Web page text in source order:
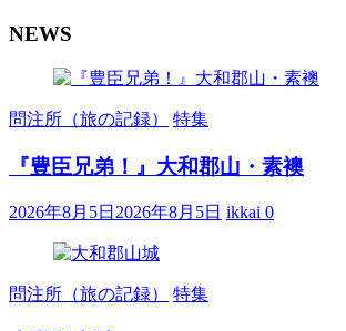
NEWS
問注所（旅の記録） 特集
『豊臣兄弟！』大和郡山・素襖
2026年8月5日 2026年8月5日 ikkai 0
問注所（旅の記録） 特集